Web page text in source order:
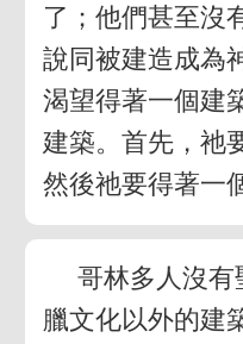
了；他們甚至沒
說同被建造成為
渴望得著一個建
建築。首先，祂
然後祂要得著一
哥林多人沒有
臘文化以外的建